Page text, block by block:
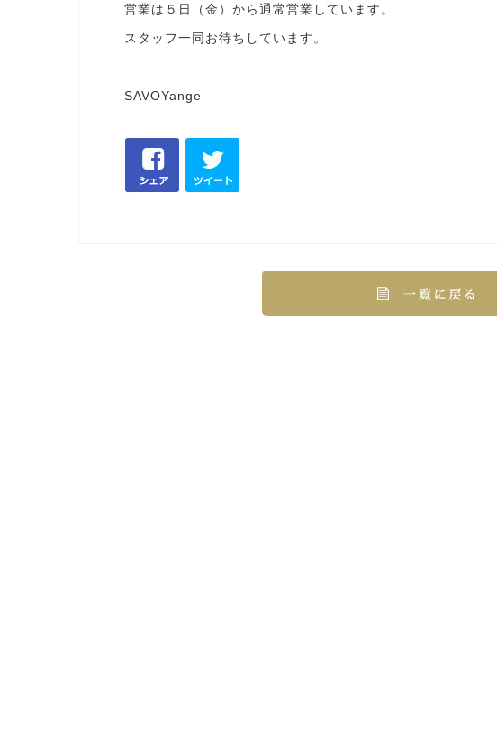
営業は５日（金）から通常営業しています。
スタッフ一同お待ちしています。
SAVOYange